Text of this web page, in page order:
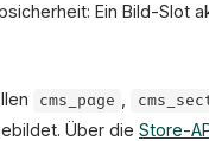
Ein Bild-Slot
cms_page
Über die Store-